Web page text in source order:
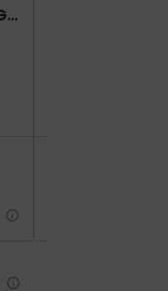
Jaz Grand Marsa (ex Resta Grand Resort)